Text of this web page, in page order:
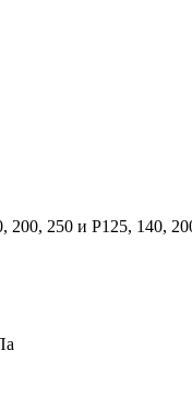
250 и P125, 140,